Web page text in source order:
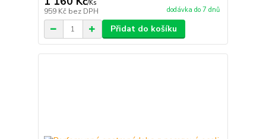
/Ks
959 Kč bez DPH dodávka do 7 dnů
Přidat do košíku